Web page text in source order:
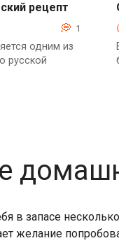
рецепт
1
одним из
русской
в запасе
желание